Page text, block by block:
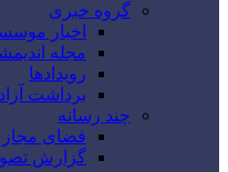
گروه خبری
اخبار
مجله
رویدادها
برداشت آزاد
چند رسانه
فضای
گزارش